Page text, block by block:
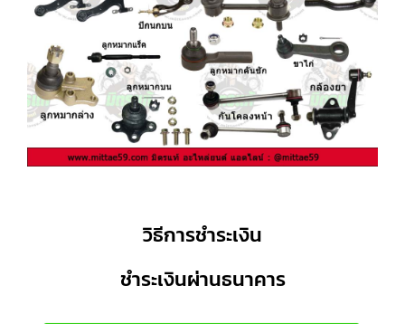
วิธีการชำระเงิน
ชำระเงินผ่านธนาคาร